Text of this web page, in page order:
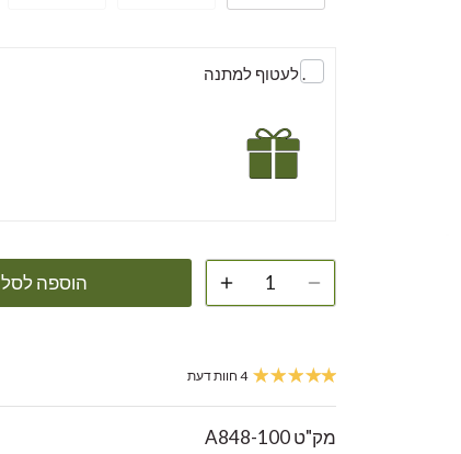
. לעטוף למתנה
הוספה לסל
4 חוות דעת
מק"טA848-100